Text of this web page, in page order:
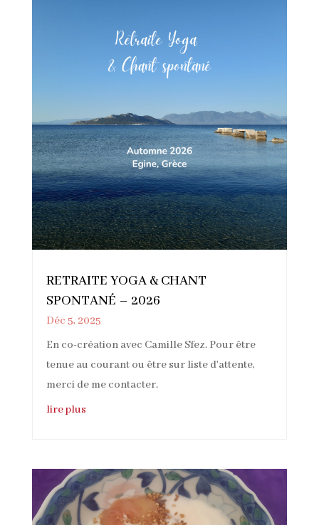
RETRAITE YOGA & CHANT
SPONTANÉ – 2026
Déc 5, 2025
En co-création avec Camille Sfez. Pour être
tenue au courant ou être sur liste d'attente,
merci de me contacter.
lire plus